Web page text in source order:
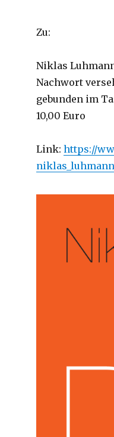
Zu:
Niklas
Nachwort
gebunden im
10,00 Euro
Link: https://